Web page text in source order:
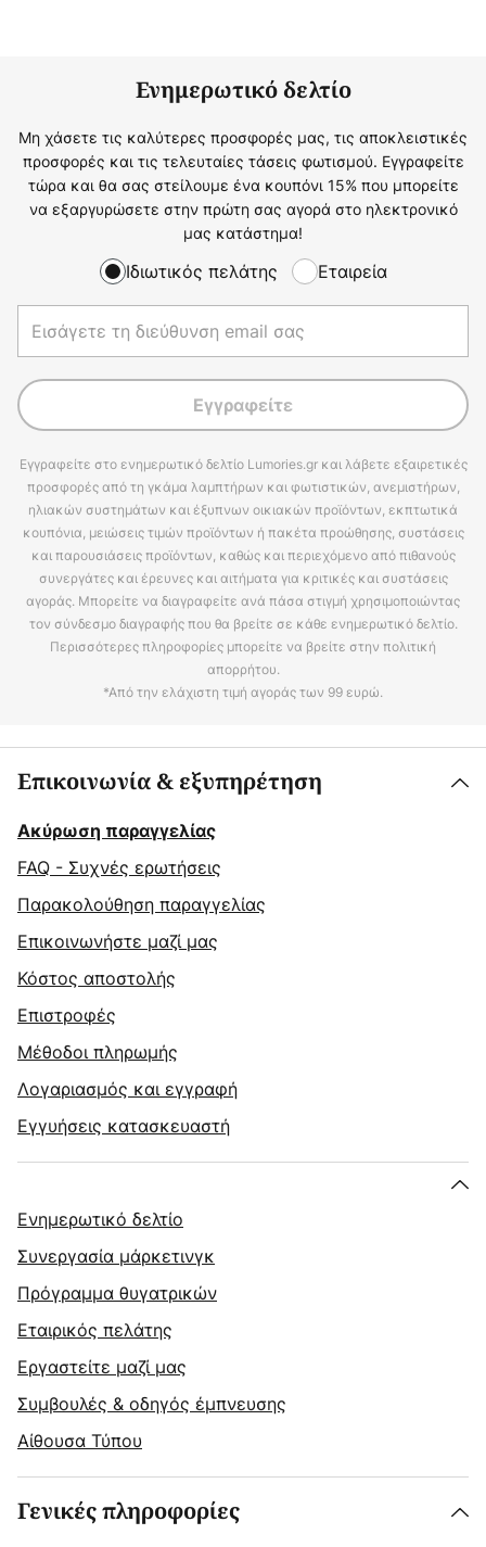
Ενημερωτικό δελτίο
Μη χάσετε τις καλύτερες προσφορές μας, τις αποκλειστικές
προσφορές και τις τελευταίες τάσεις φωτισμού. Εγγραφείτε
τώρα και θα σας στείλουμε ένα κουπόνι 15% που μπορείτε
να εξαργυρώσετε στην πρώτη σας αγορά στο ηλεκτρονικό
μας κατάστημα!
Ιδιωτικός πελάτης Εταιρεία
Εγγραφείτε
Εγγραφείτε στο ενημερωτικό δελτίο Lumories.gr και λάβετε εξαιρετικές
προσφορές από τη γκάμα λαμπτήρων και φωτιστικών, ανεμιστήρων,
ηλιακών συστημάτων και έξυπνων οικιακών προϊόντων, εκπτωτικά
κουπόνια, μειώσεις τιμών προϊόντων ή πακέτα προώθησης, συστάσεις
και παρουσιάσεις προϊόντων, καθώς και περιεχόμενο από πιθανούς
συνεργάτες και έρευνες και αιτήματα για κριτικές και συστάσεις
αγοράς. Μπορείτε να διαγραφείτε ανά πάσα στιγμή χρησιμοποιώντας
τον σύνδεσμο διαγραφής που θα βρείτε σε κάθε ενημερωτικό δελτίο.
Περισσότερες πληροφορίες μπορείτε να βρείτε στην πολιτική
απορρήτου.
*Από την ελάχιστη τιμή αγοράς των 99 ευρώ.
Επικοινωνία & εξυπηρέτηση
Ακύρωση παραγγελίας
FAQ - Συχνές ερωτήσεις
Παρακολούθηση παραγγελίας
Επικοινωνήστε μαζί μας
Κόστος αποστολής
Επιστροφές
Μέθοδοι πληρωμής
Λογαριασμός και εγγραφή
Εγγυήσεις κατασκευαστή
Ενημερωτικό δελτίο
Συνεργασία μάρκετινγκ
Πρόγραμμα θυγατρικών
Εταιρικός πελάτης
Εργαστείτε μαζί μας
Συμβουλές & οδηγός έμπνευσης
Αίθουσα Τύπου
Γενικές πληροφορίες